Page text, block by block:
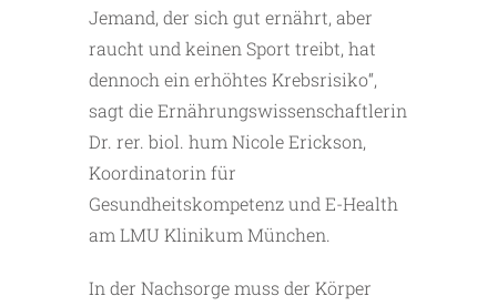
Jemand, der sich gut ernährt, aber
raucht und keinen Sport treibt, hat
dennoch ein erhöhtes Krebsrisiko“,
sagt die Ernährungswissenschaftlerin
Dr. rer. biol. hum Nicole Erickson,
Koordinatorin für
Gesundheitskompetenz und E-Health
am LMU Klinikum München.
In der Nachsorge muss der Körper